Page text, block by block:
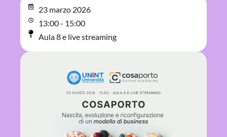
23 marzo 2026
13:00 - 15:00
Aula 8 e live streaming